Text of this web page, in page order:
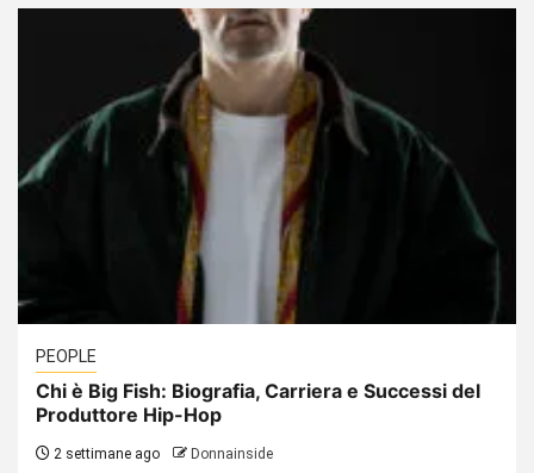
PEOPLE
Chi è Big Fish: Biografia, Carriera e Successi del
Produttore Hip-Hop
2 settimane ago Donnainside